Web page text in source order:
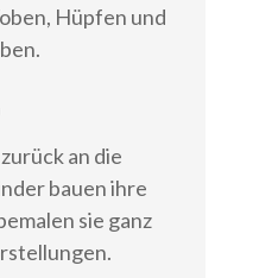
Hüpfen und
an die
bauen ihre
sie ganz